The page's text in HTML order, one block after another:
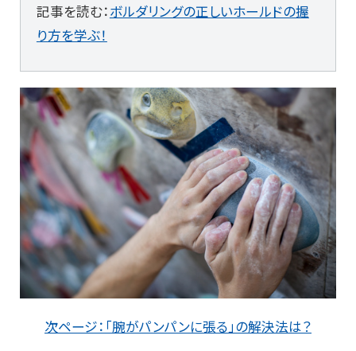
記事を読む：ボルダリングの正しいホールドの握
り方を学ぶ！
次ページ：「腕がパンパンに張る」の解決法は？